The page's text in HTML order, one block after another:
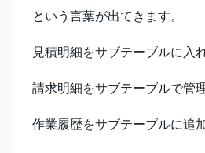
という言葉が出てきます。
見積明細をサブテーブルに入
請求明細をサブテーブルで管
作業履歴をサブテーブルに追